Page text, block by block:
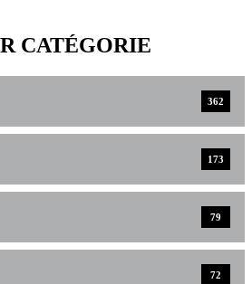
CATÉGORIE
362
173
79
72